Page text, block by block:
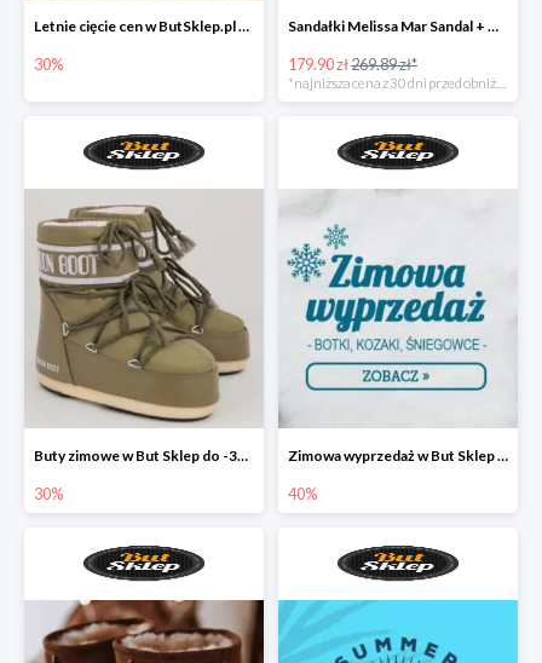
Letnie cięcie cen w ButSklep.pl do -30%
30%
Sandałki Melissa Mar Sandal + Mickey pachnące gumą balonową!
179.90 zł269.89 zł*
*najniższa cena z 30 dni przed obniżką
Buty zimowe w But Sklep do -30%
30%
Zimowa wyprzedaż w But Sklep do -40%
40%